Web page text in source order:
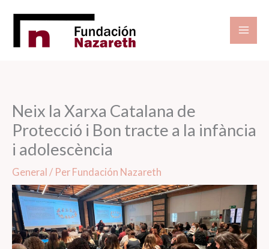
contingut
Neix la Xarxa Catalana de
Protecció i Bon tracte a la infància
i adolescència
General / Per Fundación Nazareth